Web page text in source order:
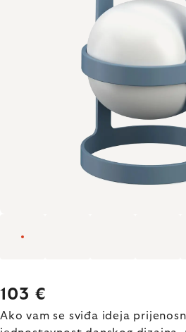
103 €
Ako vam se sviđa ideja